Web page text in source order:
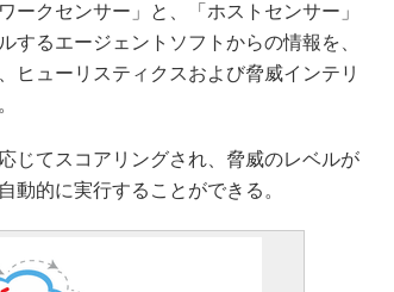
ークセンサー」と、「ホストセンサー」
するエージェントソフトからの情報を、
ヒューリスティクスおよび脅威インテリ
じてスコアリングされ、脅威のレベルが
動的に実行することができる。